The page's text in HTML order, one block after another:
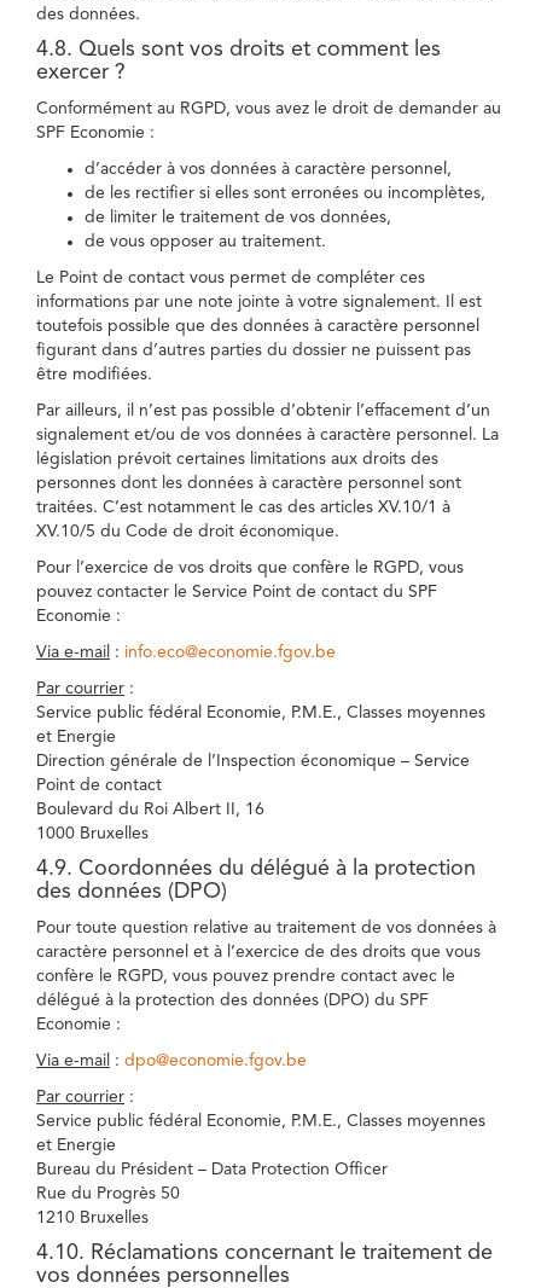
des données.
4.8. Quels sont vos droits et comment les
exercer ?
Conformément au RGPD, vous avez le droit de demander au
SPF Economie :
d’accéder à vos données à caractère personnel,
de les rectifier si elles sont erronées ou incomplètes,
de limiter le traitement de vos données,
de vous opposer au traitement.
Le Point de contact vous permet de compléter ces
informations par une note jointe à votre signalement. Il est
toutefois possible que des données à caractère personnel
figurant dans d’autres parties du dossier ne puissent pas
être modifiées.
Par ailleurs, il n’est pas possible d’obtenir l’effacement d’un
signalement et/ou de vos données à caractère personnel. La
législation prévoit certaines limitations aux droits des
personnes dont les données à caractère personnel sont
traitées. C’est notamment le cas des articles XV.10/1 à
XV.10/5 du Code de droit économique.
Pour l’exercice de vos droits que confère le RGPD, vous
pouvez contacter le Service Point de contact du SPF
Economie :
Via e-mail : info.eco@economie.fgov.be
Par courrier :
Service public fédéral Economie, P.M.E., Classes moyennes
et Energie
Direction générale de l’Inspection économique – Service
Point de contact
Boulevard du Roi Albert II, 16
1000 Bruxelles
4.9. Coordonnées du délégué à la protection
des données (DPO)
Pour toute question relative au traitement de vos données à
caractère personnel et à l’exercice de des droits que vous
confère le RGPD, vous pouvez prendre contact avec le
délégué à la protection des données (DPO) du SPF
Economie :
Via e-mail : dpo@economie.fgov.be
Par courrier :
Service public fédéral Economie, P.M.E., Classes moyennes
et Energie
Bureau du Président – Data Protection Officer
Rue du Progrès 50
1210 Bruxelles
4.10. Réclamations concernant le traitement de
vos données personnelles